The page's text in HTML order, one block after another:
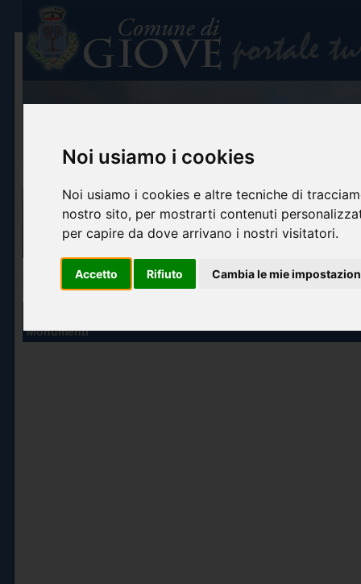
Noi usiamo i cookies
Noi usiamo i cookies e altre tecniche di
nostro sito, per mostrarti contenuti
per capire da dove arrivano i nostri visitatori.
Accetto Rifiuto Cambia le mie
Info turistiche Arte e cultura Itinerari turistici Accoglienza ed
Monumenti